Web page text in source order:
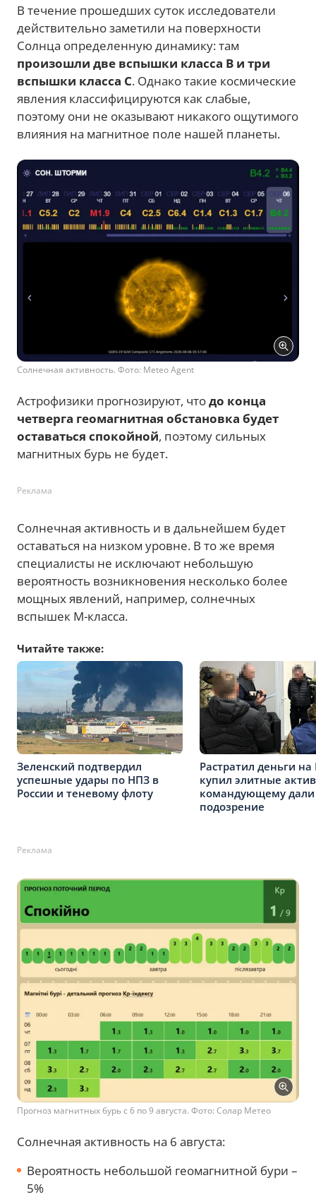
В течение прошедших суток исследователи
действительно заметили на поверхности
Солнца определенную динамику: там
произошли две вспышки класса В и три
вспышки класса С. Однако такие космические
явления классифицируются как слабые,
поэтому они не оказывают никакого ощутимого
влияния на магнитное поле нашей планеты.
Солнечная активность. Фото: Meteo Agent
Астрофизики прогнозируют, чтодо конца
четверга геомагнитная обстановка будет
оставаться спокойной, поэтому сильных
магнитных бурь не будет.
Реклама
Солнечная активность и в дальнейшем будет
оставаться на низком уровне. В то же время
специалисты не исключают небольшую
вероятность возникновения несколько более
мощных явлений, например, солнечных
вспышек М-класса.
Читайте также:
Зеленский подтвердил
успешные удары по НПЗ в
России и теневому флоту
Растратил деньги
купил элитные
командующему дали
подозрение
Реклама
Прогноз магнитных бурь с 6 по 9 августа. Фото: Солар Метео
Солнечная активность на 6 августа:
Вероятность небольшой геомагнитной бури –
5%